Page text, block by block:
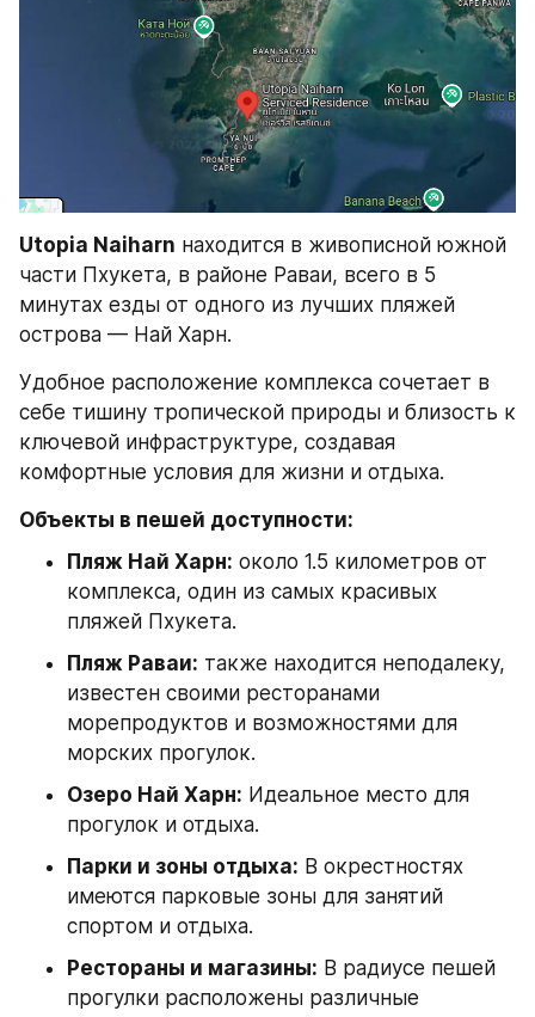
Utopia Naiharn находится в живописной южной
части Пхукета, в районе Раваи, всего в 5
минутах езды от одного из лучших пляжей
острова — Най Харн.
Удобное расположение комплекса сочетает в
себе тишину тропической природы и близость к
ключевой инфраструктуре, создавая
комфортные условия для жизни и отдыха.
Объекты в пешей доступности:
Пляж Най Харн: около 1.5 километров от
комплекса, один из самых красивых
пляжей Пхукета.
Пляж Раваи: также находится неподалеку,
известен своими ресторанами
морепродуктов и возможностями для
морских прогулок.
Озеро Най Харн: Идеальное место для
прогулок и отдыха.
Парки и зоны отдыха: В окрестностях
имеются парковые зоны для занятий
спортом и отдыха.
Рестораны и магазины: В радиусе пешей
прогулки расположены различные